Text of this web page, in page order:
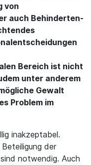
von
auch Behinderten-
Bereich ist nicht
unter anderem
Gewalt
Problem im
inakzeptabel.
der
notwendig. Auch